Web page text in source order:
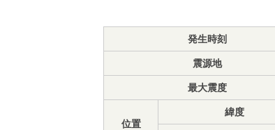
発生時刻
震源地
最大震度
位置
緯度